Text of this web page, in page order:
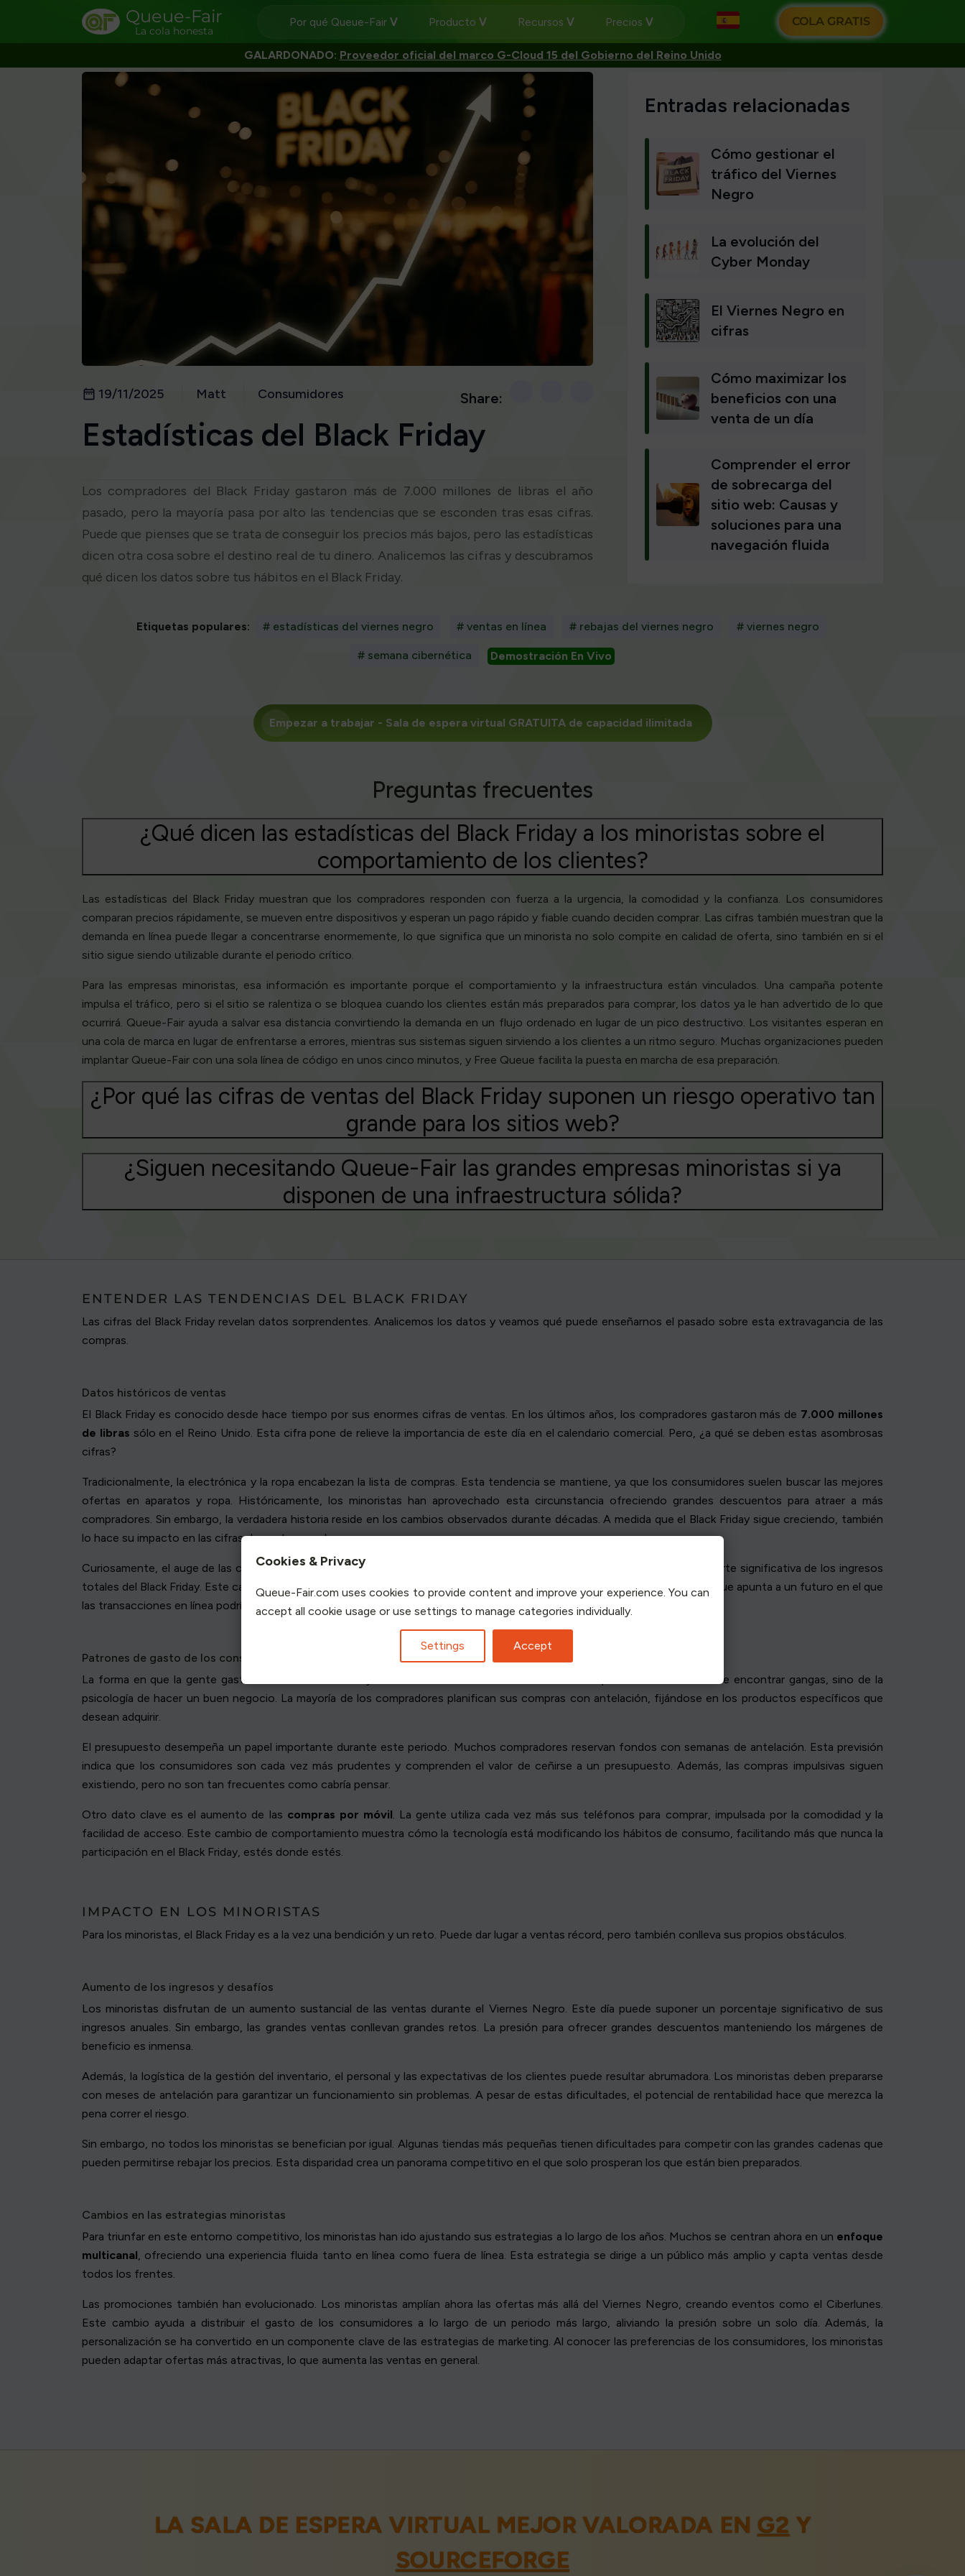
Queue-Fair
La cola honesta
Por qué Queue-Fair Producto Recursos Precios COLA GRATIS
GALARDONADO: Proveedor oficial del marco G-Cloud 15 del Gobierno del Reino Unido
19/11/2025 Matt Consumidores Share:
Estadísticas del Black Friday
Los compradores del Black Friday gastaron más de 7.000 millones de libras el año
pasado, pero la mayoría pasa por alto las tendencias que se esconden tras esas cifras.
Puede que pienses que se trata de conseguir los precios más bajos, pero las estadísticas
dicen otra cosa sobre el destino real de tu dinero. Analicemos las cifras y descubramos
qué dicen los datos sobre tus hábitos en el Black Friday.
Entradas relacionadas
Cómo gestionar el
tráfico del Viernes
Negro
La evolución del
Cyber Monday
El Viernes Negro en
cifras
Cómo maximizar los
beneficios con una
venta de un día
Comprender el error
de sobrecarga del
sitio web: Causas y
soluciones para una
navegación fluida
Etiquetas populares: # estadísticas del viernes negro # ventas en línea # rebajas del viernes negro # viernes negro
# semana cibernética Demostración En Vivo
Empezar a trabajar - Sala de espera virtual GRATUITA de capacidad ilimitada
Preguntas frecuentes
¿Qué dicen las estadísticas del Black Friday a los minoristas sobre el
comportamiento de los clientes?
Las estadísticas del Black Friday muestran que los compradores responden con fuerza a la urgencia, la comodidad y la confianza. Los consumidores
comparan precios rápidamente, se mueven entre dispositivos y esperan un pago rápido y fiable cuando deciden comprar. Las cifras también muestran que la
demanda en línea puede llegar a concentrarse enormemente, lo que significa que un minorista no solo compite en calidad de oferta, sino también en si el
sitio sigue siendo utilizable durante el periodo crítico.
Para las empresas minoristas, esa información es importante porque el comportamiento y la infraestructura están vinculados. Una campaña potente
impulsa el tráfico, pero si el sitio se ralentiza o se bloquea cuando los clientes están más preparados para comprar, los datos ya le han advertido de lo que
ocurrirá. Queue-Fair ayuda a salvar esa distancia convirtiendo la demanda en un flujo ordenado en lugar de un pico destructivo. Los visitantes esperan en
una cola de marca en lugar de enfrentarse a errores, mientras sus sistemas siguen sirviendo a los clientes a un ritmo seguro. Muchas organizaciones pueden
implantar Queue-Fair con una sola línea de código en unos cinco minutos, y Free Queue facilita la puesta en marcha de esa preparación.
¿Por qué las cifras de ventas del Black Friday suponen un riesgo operativo tan
grande para los sitios web?
¿Siguen necesitando Queue-Fair las grandes empresas minoristas si ya
disponen de una infraestructura sólida?
ENTENDER LAS TENDENCIAS DEL BLACK FRIDAY
Las cifras del Black Friday revelan datos sorprendentes. Analicemos los datos y veamos qué puede enseñarnos el pasado sobre esta extravagancia de las
compras.
Datos históricos de ventas
El Black Friday es conocido desde hace tiempo por sus enormes cifras de ventas. En los últimos años, los compradores gastaron más de 7.000 millones
de libras sólo en el Reino Unido. Esta cifra pone de relieve la importancia de este día en el calendario comercial. Pero, ¿a qué se deben estas asombrosas
cifras?
Tradicionalmente, la electrónica y la ropa encabezan la lista de compras. Esta tendencia se mantiene, ya que los consumidores suelen buscar las mejores
ofertas en aparatos y ropa. Históricamente, los minoristas han aprovechado esta circunstancia ofreciendo grandes descuentos para atraer a más
compradores. Sin embargo, la verdadera historia reside en los cambios observados durante décadas. A medida que el Black Friday sigue creciendo, también
lo hace su impacto en las cifras de ventas anuales.
Curiosamente, el auge de las compras en línea ha desempeñado un papel crucial:
representaron una parte significativa de los ingresos
totales del Black Friday. Este cambio apunta a la evolución de los comportamientos y preferencias de los consumidores, lo que apunta a un futuro en el que
las transacciones en línea podrían dominar la escena.
Patrones de gasto de los consumidores
La forma en que la gente gasta durante el Black Friday nos dice mucho sobre los hábitos de compra. No se trata sólo de encontrar gangas, sino de la
psicología de hacer un buen negocio. La mayoría de los compradores planifican sus compras con antelación, fijándose en los productos específicos que
desean adquirir.
El presupuesto desempeña un papel importante durante este periodo. Muchos compradores reservan fondos con semanas de antelación. Esta previsión
indica que los consumidores son cada vez más prudentes y comprenden el valor de ceñirse a un presupuesto. Además, las compras impulsivas siguen
existiendo, pero no son tan frecuentes como cabría pensar.
Otro dato clave es el aumento de las compras por móvil. La gente utiliza cada vez más sus teléfonos para comprar, impulsada por la comodidad y la
facilidad de acceso. Este cambio de comportamiento muestra cómo la tecnología está modificando los hábitos de consumo, facilitando más que nunca la
participación en el Black Friday, estés donde estés.
IMPACTO EN LOS MINORISTAS
Para los minoristas, el Black Friday es a la vez una bendición y un reto. Puede dar lugar a ventas récord, pero también conlleva sus propios obstáculos.
Aumento de los ingresos y desafíos
Los minoristas disfrutan de un aumento sustancial de las ventas durante el Viernes Negro. Este día puede suponer un porcentaje significativo de sus
ingresos anuales. Sin embargo, las grandes ventas conllevan grandes retos. La presión para ofrecer grandes descuentos manteniendo los márgenes de
beneficio es inmensa.
Además, la logística de la gestión del inventario, el personal y las expectativas de los clientes puede resultar abrumadora. Los minoristas deben prepararse
con meses de antelación para garantizar un funcionamiento sin problemas. A pesar de estas dificultades, el potencial de rentabilidad hace que merezca la
pena correr el riesgo.
Sin embargo, no todos los minoristas se benefician por igual. Algunas tiendas más pequeñas tienen dificultades para competir con las grandes cadenas que
pueden permitirse rebajar los precios. Esta disparidad crea un panorama competitivo en el que solo prosperan los que están bien preparados.
Cambios en las estrategias minoristas
Para triunfar en este entorno competitivo, los minoristas han ido ajustando sus estrategias a lo largo de los años. Muchos se centran ahora en un enfoque
multicanal, ofreciendo una experiencia fluida tanto en línea como fuera de línea. Esta estrategia se dirige a un público más amplio y capta ventas desde
todos los frentes.
Las promociones también han evolucionado. Los minoristas amplían ahora las ofertas más allá del Viernes Negro, creando eventos como el Ciberlunes.
Este cambio ayuda a distribuir el gasto de los consumidores a lo largo de un periodo más largo, aliviando la presión sobre un solo día. Además, la
personalización se ha convertido en un componente clave de las estrategias de marketing. Al conocer las preferencias de los consumidores, los minoristas
pueden adaptar ofertas más atractivas, lo que aumenta las ventas en general.
LA SALA DE ESPERA VIRTUAL MEJOR VALORADA EN G2Y
SOURCEFORGE
Cookies & Privacy
Queue-Fair.com uses cookies to provide content and improve your experience. You can
accept all cookie usage or use settings to manage categories individually.
Settings Accept